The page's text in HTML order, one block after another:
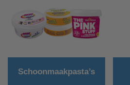
Schoonmaakpasta’s